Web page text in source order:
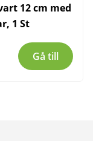
12 cm med
1 St
Gå till